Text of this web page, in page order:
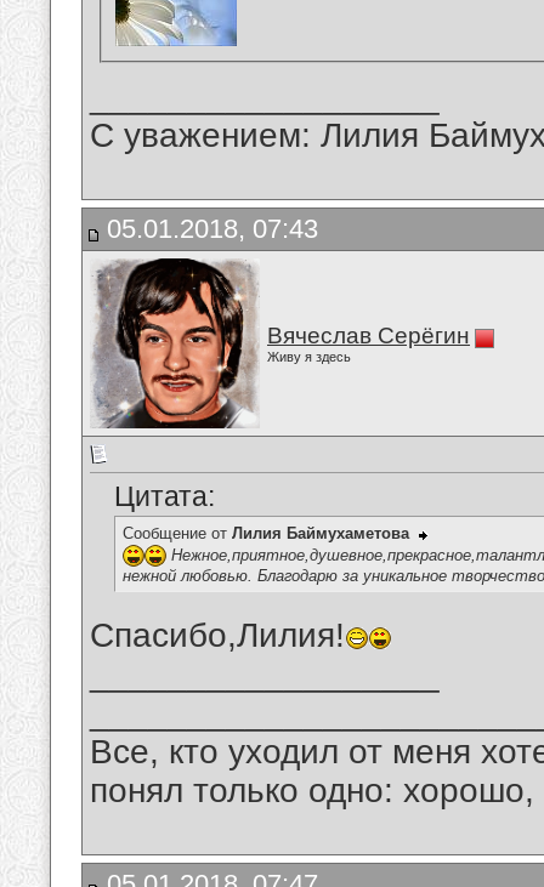
С уважением: Лилия
05.01.2018, 07:43
Вячеслав Серёгин
Живу я здесь
Цитата:
Сообщение от Лилия Баймухаметова
нежной любовью. Благодарю за уникальное
Спасибо,Лилия!
Все, кто уходил от меня
понял только одно: